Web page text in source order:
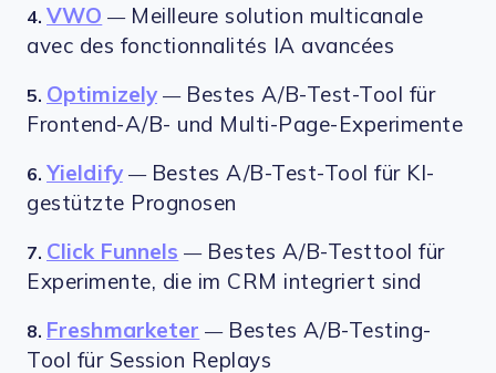
4. VWO — Meilleure solution multicanale
avec des fonctionnalités IA avancées
5. Optimizely — Bestes A/B-Test-Tool für
Frontend-A/B- und Multi-Page-Experimente
6. Yieldify — Bestes A/B-Test-Tool für KI-
gestützte Prognosen
7. Click Funnels — Bestes A/B-Testtool für
Experimente, die im CRM integriert sind
8. Freshmarketer — Bestes A/B-Testing-
Tool für Session Replays